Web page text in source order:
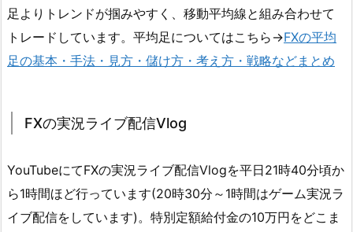
足よりトレンドが掴みやすく、移動平均線と組み合わせて
トレードしています。平均足についてはこちら→FXの平均
足の基本・手法・見方・儲け方・考え方・戦略などまとめ
FXの実況ライブ配信Vlog
YouTubeにてFXの実況ライブ配信Vlogを平日21時40分頃か
ら1時間ほど行っています(20時30分～1時間はゲーム実況ラ
イブ配信をしています)。特別定額給付金の10万円をどこま